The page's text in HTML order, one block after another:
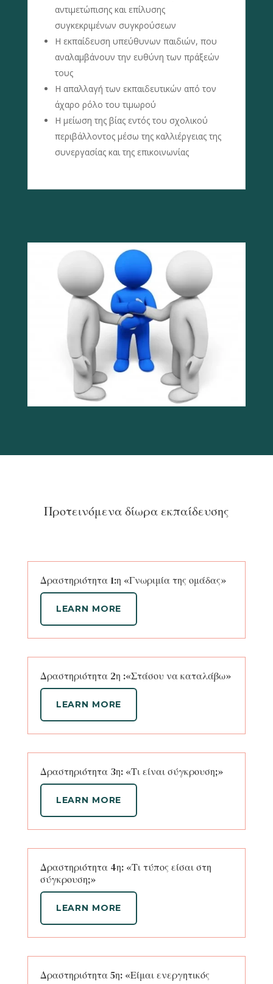
αντιμετώπισης και επίλυσης
συγκεκριμένων συγκρούσεων
Η εκπαίδευση υπεύθυνων παιδιών, που
αναλαμβάνουν την ευθύνη των πράξεών
τους
Η απαλλαγή των εκπαιδευτικών από τον
άχαρο ρόλο του τιμωρού
Η μείωση της βίας εντός του σχολικού
περιβάλλοντος μέσω της καλλιέργειας της
συνεργασίας και της επικοινωνίας
Προτεινόμενα δίωρα εκπαίδευσης
Δραστηριότητα 1:η «Γνωριμία της ομάδας»
LEARN MORE
Δραστηριότητα 2η :«Στάσου να καταλάβω»
LEARN MORE
Δραστηριότητα 3η: «Τι είναι σύγκρουση;»
LEARN MORE
Δραστηριότητα 4η: «Τι τύπος είσαι στη
σύγκρουση;»
LEARN MORE
Δραστηριότητα 5η: «Είμαι ενεργητικός